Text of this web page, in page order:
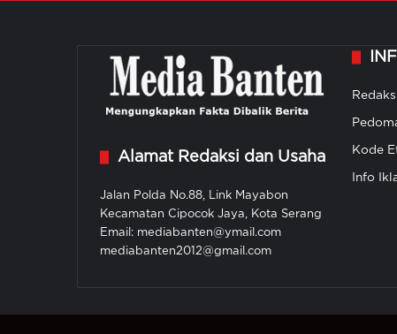
Alamat Redaksi dan Usaha
Jalan Polda No.88, Link Mayabon
Kecamatan Cipocok Jaya, Kota Serang
Email: mediabanten@ymail.com
mediabanten2012@gmail.com
Kode
Info